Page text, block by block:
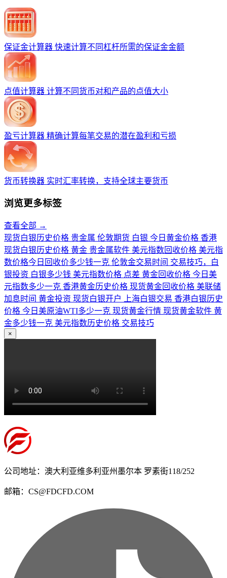
保证金计算器 快速计算不同杠杆所需的保证金金额
点值计算器 计算不同货币对和产品的点值大小
盈亏计算器 精确计算每笔交易的潜在盈利和亏损
货币转换器 实时汇率转换，支持全球主要货币
浏览更多标签
查看全部 →
现货白银历史价格 贵金属 伦敦期货 白银 今日黄金价格 香港
现货白银历史价格 黄金 贵金属软件 美元指数回收价格 美元指
数价格今日回收价多少钱一克 伦敦金交易时间 交易技巧，白
银投资 白银多少钱 美元指数价格 点差 黄金回收价格 今日美
元指数多少一克 香港黄金历史价格 现货黄金回收价格 美联储
加息时间 黄金投资 现货白银开户 上海白银交易 香港白银历史
价格 今日美原油WTI多少一克 现货黄金行情 现货黄金软件 黄
金多少钱一克 美元指数历史价格 交易技巧
×
公司地址：澳大利亚维多利亚州墨尔本 罗素街118/252
邮箱：CS@FDCFD.COM